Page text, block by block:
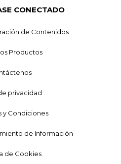
CONECTADO
de Contenidos
Productos
privacidad
y Condiciones
de Información
de Cookies